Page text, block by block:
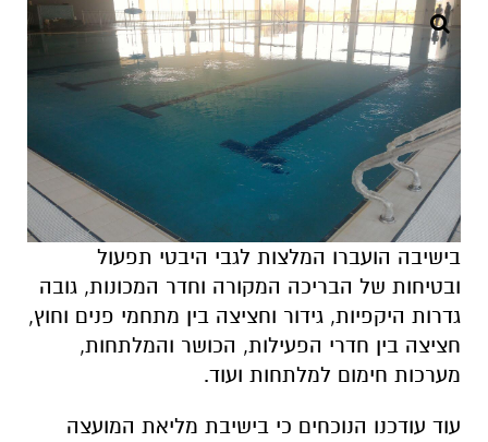
בישיבה הועברו המלצות לגבי היבטי תפעול
ובטיחות של הבריכה המקורה וחדר המכונות, גובה
גדרות היקפיות, גידור וחציצה בין מתחמי פנים וחוץ,
חציצה בין חדרי הפעילות, הכושר והמלתחות,
מערכות חימום למלתחות ועוד.
עוד עודכנו הנוכחים כי בישיבת מליאת המועצה